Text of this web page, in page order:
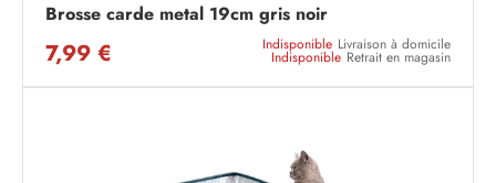
Brosse carde metal 19cm gris noir
7,99 € Indisponible Livraison à domicile
Indisponible Retrait en magasin